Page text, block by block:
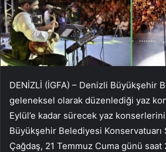
DENİZLİ (İGFA) – Denizli Büyükşehir
geleneksel olarak düzenlediği yaz
Eylül’e kadar sürecek yaz
Büyükşehir Belediyesi Konservatuarı
Çağdaş, 21 Temmuz Cuma günü saat